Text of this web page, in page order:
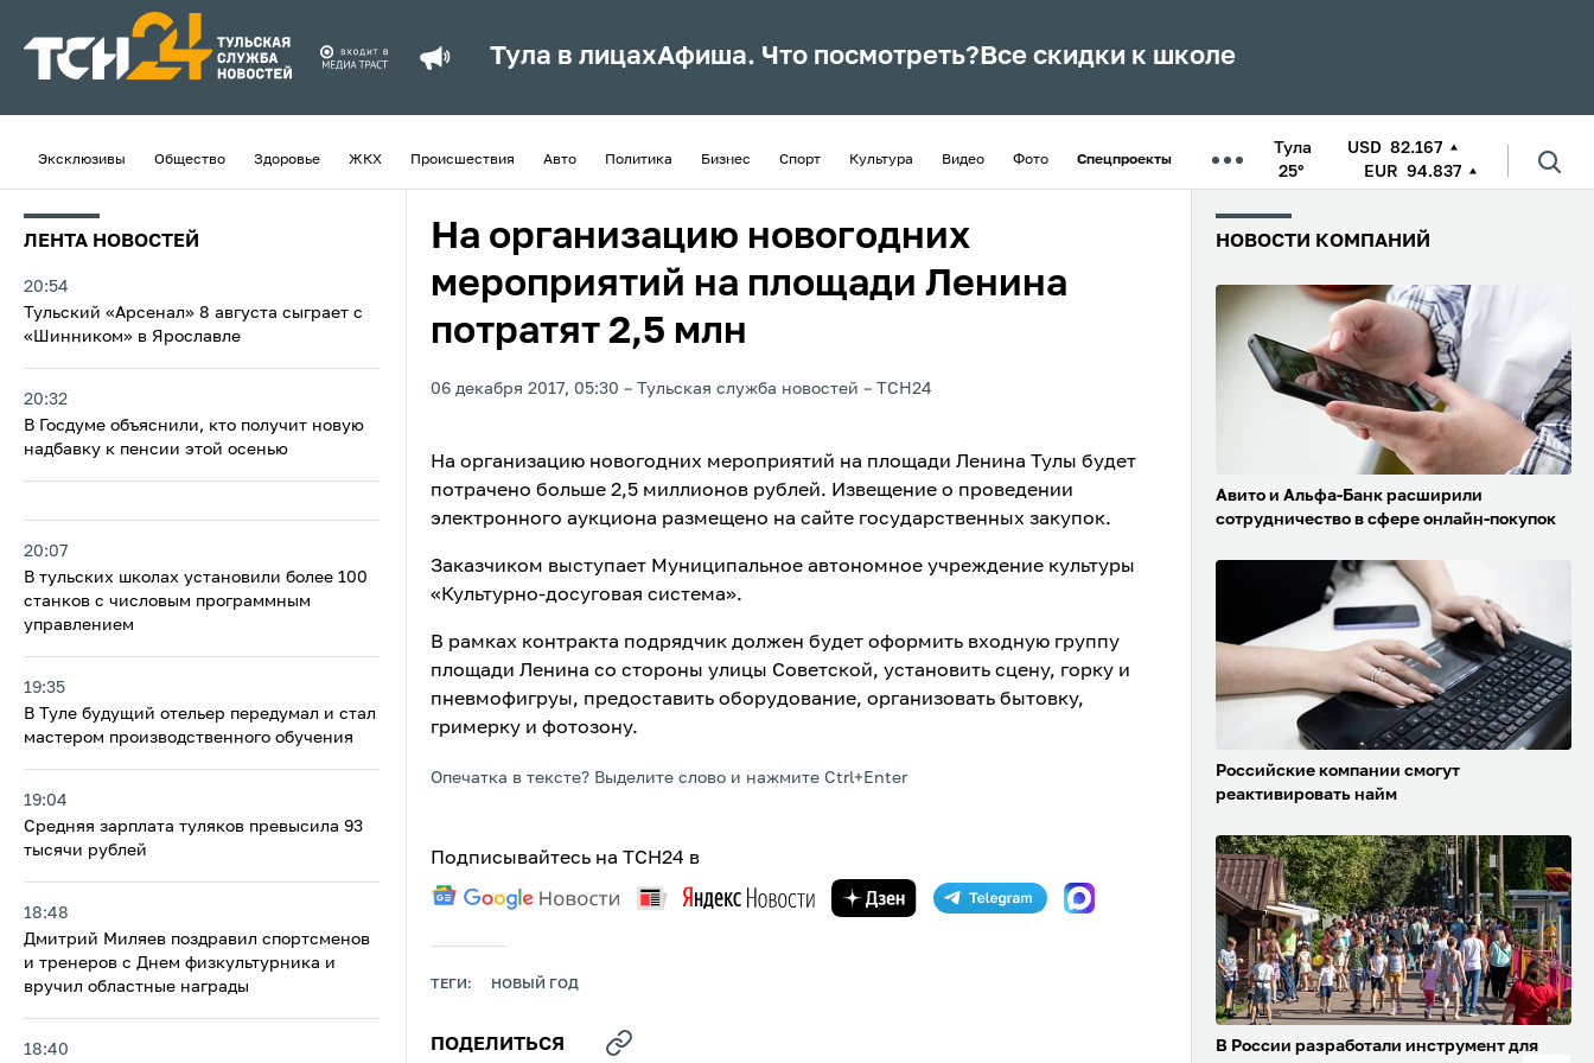
Тула в лицахАфиша. Что посмотреть? Все скидки к школе
Эксклюзивы Общество Здоровье ЖКХ Происшествия Авто Политика Бизнес Спорт Культура Видео Фото Спецпроекты
Тула
25°
USD 82.167
EUR 94.837
ЛЕНТА НОВОСТЕЙ
20:54
Тульский «Арсенал» 8 августа сыграет с
«Шинником» в Ярославле
20:32
В Госдуме объяснили, кто получит новую
надбавку к пенсии этой осенью
20:07
В тульских школах установили более 100
станков с числовым программным
управлением
19:35
В Туле будущий отельер передумал и стал
мастером производственного обучения
19:04
Средняя зарплата туляков превысила 93
тысячи рублей
18:48
Дмитрий Миляев поздравил спортсменов
и тренеров с Днем физкультурника и
вручил областные награды
18:40
На организацию новогодних
мероприятий на площади Ленина
потратят 2,5 млн
06 декабря 2017, 05:30 Тульская служба новостей ТСН24
На организацию новогодних мероприятий на площади Ленина Тулы будет
потрачено больше 2,5 миллионов рублей. Извещение о проведении
электронного аукциона размещено на сайте государственных закупок.
Заказчиком выступает Муниципальное автономное учреждение культуры
«Культурно-досуговая система».
В рамках контракта подрядчик должен будет оформить входную группу
площади Ленина со стороны улицы Советской, установить сцену, горку и
пневмофигруы, предоставить оборудование, организовать бытовку,
гримерку и фотозону.
Опечатка в тексте? Выделите слово и нажмите Ctrl+Enter
Подписывайтесь на ТСН24 в
ТЕГИ: НОВЫЙ ГОД
ПОДЕЛИТЬСЯ
НОВОСТИ КОМПАНИЙ
Авито и Альфа-Банк расширили
сотрудничество в сфере онлайн-покупок
Российские компании смогут
реактивировать найм
В России разработали инструмент для